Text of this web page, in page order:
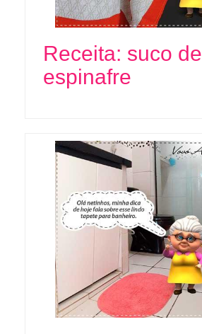
Receita: suco de
espinafre